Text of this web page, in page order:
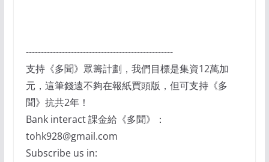
-------------------------------------------------
支持《多聞》眾籌計劃，我們目標是集資12萬加
元，這筆錢遠不夠在報紙買頭版，但可支持《多
聞》抗共2年！
Bank interact 課金給《多聞》：
tohk928@gmail.com
Subscribe us in: